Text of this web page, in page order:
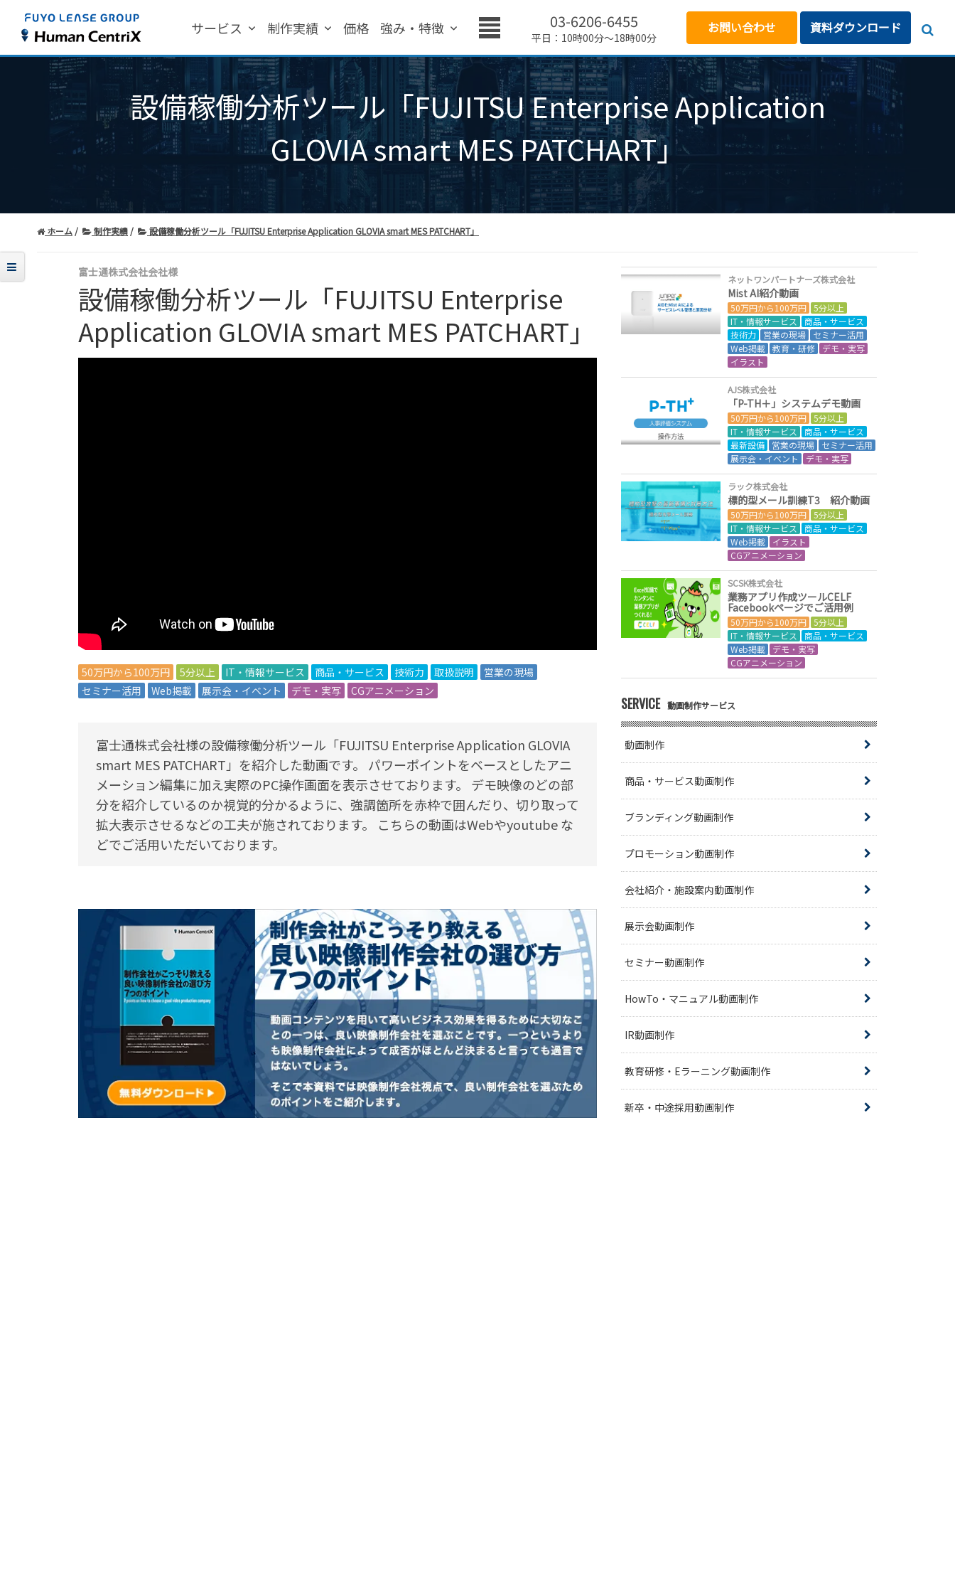
サービス 制作実績 価格 強み・特徴 03-6206-6455
平日：10時00分～18時00分
お問い合わせ 資料ダウンロード
設備稼働分析ツール「FUJITSU Enterprise Application
GLOVIA smart MES PATCHART」
ホーム 制作実績 設備稼働分析ツール「FUJITSU Enterprise Application GLOVIA smart MES PATCHART」
富士通株式会社会社様
設備稼働分析ツール「FUJITSU Enterprise
Application GLOVIA smart MES PATCHART」
50万円から100万円 5分以上 IT・情報サービス 商品・サービス 技術力 取扱説明
営業の現場
セミナー活用
Web掲載 展示会・イベント デモ・実写 CGアニメーション
富士通株式会社様の設備稼働分析ツール「FUJITSU Enterprise Application GLOVIA
smart MES PATCHART」を紹介した動画です。 パワーポイントをベースとしたアニ
メーション編集に加え実際のPC操作画面を表示させております。 デモ映像のどの部
分を紹介しているのか視覚的分かるように、強調箇所を赤枠で囲んだり、切り取って
拡大表示させるなどの工夫が施されております。 こちらの動画はWebやyoutube な
どでご活用いただいております。
ネットワンパートナーズ株式会社
Mist AI紹介動画
50万円から100万円 5分以上
IT・情報サービス
商品・サービス
技術力
営業の現場
セミナー活用
Web掲載 教育・研修
デモ・実写
イラスト
AJS株式会社
「P-TH＋」システムデモ動画
50万円から100万円 5分以上
IT・情報サービス
商品・サービス
最新設備
営業の現場
セミナー活用
展示会・イベント
デモ・実写
ラック株式会社
標的型メール訓練T3 紹介動画
50万円から100万円 5分以上
IT・情報サービス
商品・サービス
Web掲載
イラスト
CGアニメーション
SCSK株式会社
業務アプリ作成ツールCELF
Facebookページでご活用例
50万円から100万円 5分以上
IT・情報サービス
商品・サービス
Web掲載
デモ・実写
CGアニメーション
SERVICE 動画制作サービス
動画制作
商品・サービス動画制作
ブランディング動画制作
プロモーション動画制作
会社紹介・施設案内動画制作
展示会動画制作
セミナー動画制作
HowTo・マニュアル動画制作
IR動画制作
教育研修・Eラーニング動画制作
新卒・中途採用動画制作